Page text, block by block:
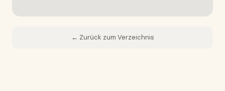
← Zurück zum Verzeichnis